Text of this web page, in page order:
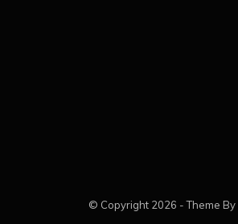
© Copyright 2026 - Theme By